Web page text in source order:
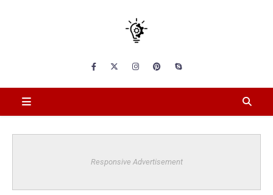
Responsive Advertisement